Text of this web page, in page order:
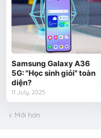
Samsung Galaxy A36
5G: "Học sinh giỏi" toàn
diện?
11 July, 2025
Mới hơn